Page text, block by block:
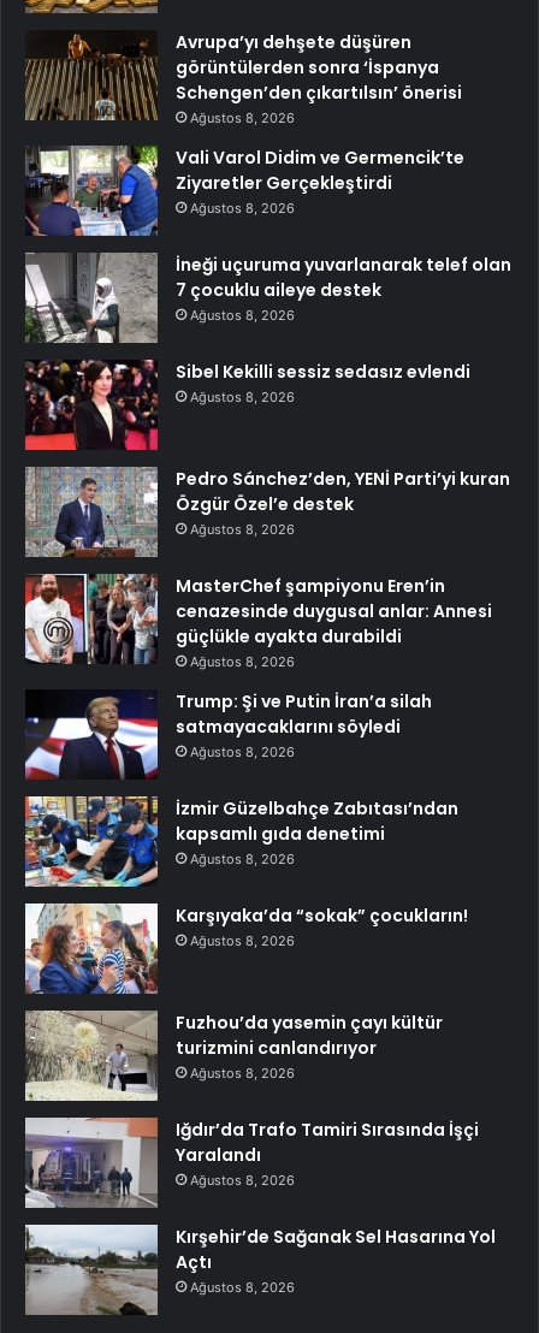
Avrupa’yı dehşete düşüren
görüntülerden sonra ‘İspanya
Schengen’den çıkartılsın’ önerisi
Ağustos 8, 2026
Vali Varol Didim ve Germencik’te
Ziyaretler Gerçekleştirdi
Ağustos 8, 2026
İneği uçuruma yuvarlanarak telef olan
7 çocuklu aileye destek
Ağustos 8, 2026
Sibel Kekilli sessiz sedasız evlendi
Ağustos 8, 2026
Pedro Sánchez’den, YENİ Parti’yi kuran
Özgür Özel’e destek
Ağustos 8, 2026
MasterChef şampiyonu Eren’in
cenazesinde duygusal anlar: Annesi
güçlükle ayakta durabildi
Ağustos 8, 2026
Trump: Şi ve Putin İran’a silah
satmayacaklarını söyledi
Ağustos 8, 2026
İzmir Güzelbahçe Zabıtası’ndan
kapsamlı gıda denetimi
Ağustos 8, 2026
Karşıyaka’da “sokak” çocukların!
Ağustos 8, 2026
Fuzhou’da yasemin çayı kültür
turizmini canlandırıyor
Ağustos 8, 2026
Iğdır’da Trafo Tamiri Sırasında İşçi
Yaralandı
Ağustos 8, 2026
Kırşehir’de Sağanak Sel Hasarına Yol
Açtı
Ağustos 8, 2026